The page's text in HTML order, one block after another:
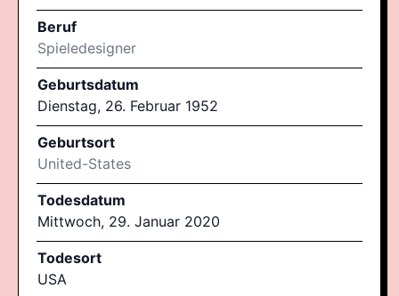
Beruf
Spieledesigner
Geburtsdatum
Dienstag, 26. Februar 1952
Geburtsort
United-States
Todesdatum
Mittwoch, 29. Januar 2020
Todesort
USA